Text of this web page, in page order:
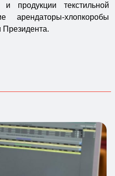
и продукции текстильной
арендаторы-хлопкоробы
Президента.